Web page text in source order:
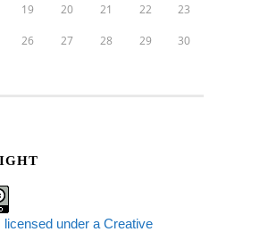
19 20 21 22 23
26 27 28 29 30
under a Creative